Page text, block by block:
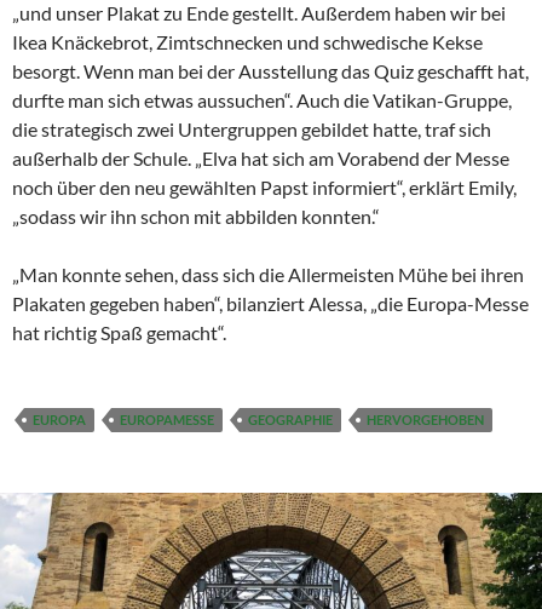
„und unser Plakat zu Ende gestellt. Außerdem haben wir bei
Ikea Knäckebrot, Zimtschnecken und schwedische Kekse
besorgt. Wenn man bei der Ausstellung das Quiz geschafft hat,
durfte man sich etwas aussuchen“. Auch die Vatikan-Gruppe,
die strategisch zwei Untergruppen gebildet hatte, traf sich
außerhalb der Schule. „Elva hat sich am Vorabend der Messe
noch über den neu gewählten Papst informiert“, erklärt Emily,
„sodass wir ihn schon mit abbilden konnten.“
„Man konnte sehen, dass sich die Allermeisten Mühe bei ihren
Plakaten gegeben haben“, bilanziert Alessa, „die Europa-Messe
hat richtig Spaß gemacht“.
EUROPA EUROPAMESSE GEOGRAPHIE HERVORGEHOBEN